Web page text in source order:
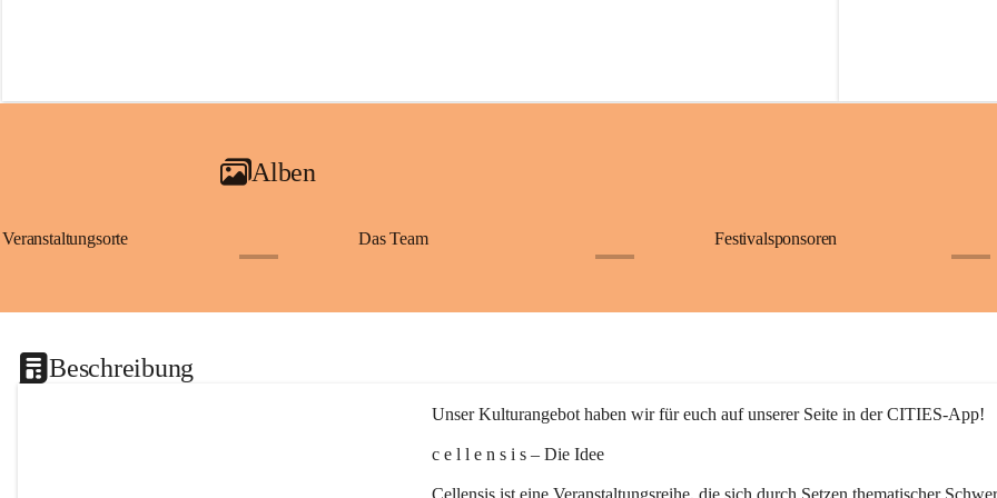
Alben
Veranstaltungsorte Das Team Festivalsponsoren
Beschreibung
Unser Kulturangebot haben wir für euch auf unserer Seite in der CITIES-App!
c e l l e n s i s – Die Idee
Cellensis ist eine Veranstaltungsreihe, die sich durch Setzen thematischer